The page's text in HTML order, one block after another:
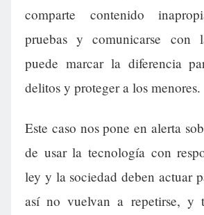
comparte contenido
pruebas y comunicarse con
puede marcar la diferencia
delitos y proteger a los menores.
Este caso nos pone en alerta
de usar la tecnología con
ley y la sociedad deben actuar
así no vuelvan a repetirse, y